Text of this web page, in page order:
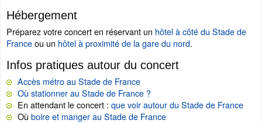
Hébergement
Préparez votre concert en réservant un hôtel à côté du Stade de
Franceou un hôtel à proximité de la gare du nord.
Infos pratiques autour du concert
Accès métro au Stade de France
Où stationner au Stade de France ?
En attendant le concert : que voir autour du Stade de France
Où boire et manger au Stade de France